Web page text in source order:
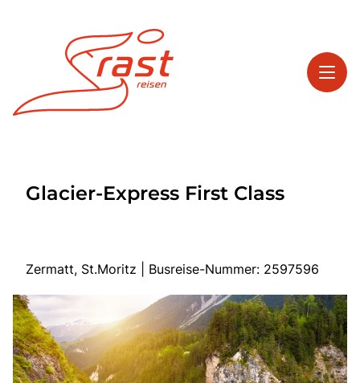
Highlights
Start
Tagesreisen
Mehrtagesreisen
Glacier-Express First Class
Zermatt, St.Moritz | Busreise-Nummer: 2597596